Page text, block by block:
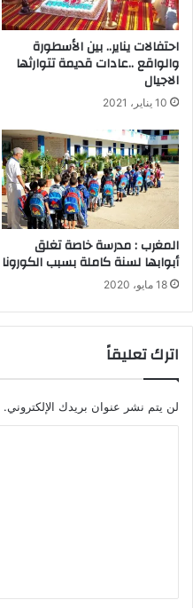
احتفالات يناير.. بين الأسطورة
والواقع ..عادات قديمة تتوارثها
الاجيال
10 يناير، 2021
المغرب : مدرسة خاصة تغلق
أبوابها لسنة كاملة بسبب الكورونا
18 مايو، 2020
اترك تعليقاً
لن يتم نشر عنوان بريدك الإلكتروني.
ق